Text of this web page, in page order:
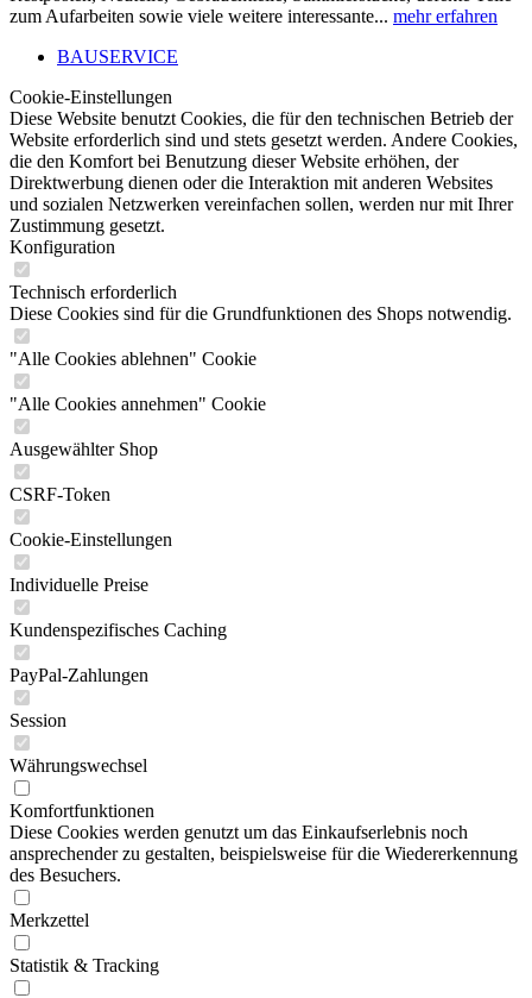
zum Aufarbeiten sowie viele weitere interessante... mehr erfahren
BAUSERVICE
Cookie-Einstellungen
Diese Website benutzt Cookies, die für den technischen Betrieb der
Website erforderlich sind und stets gesetzt werden. Andere Cookies,
die den Komfort bei Benutzung dieser Website erhöhen, der
Direktwerbung dienen oder die Interaktion mit anderen Websites
und sozialen Netzwerken vereinfachen sollen, werden nur mit Ihrer
Zustimmung gesetzt.
Konfiguration
Technisch erforderlich
Diese Cookies sind für die Grundfunktionen des Shops notwendig.
"Alle Cookies ablehnen" Cookie
"Alle Cookies annehmen" Cookie
Ausgewählter Shop
CSRF-Token
Cookie-Einstellungen
Individuelle Preise
Kundenspezifisches Caching
PayPal-Zahlungen
Session
Währungswechsel
Komfortfunktionen
Diese Cookies werden genutzt um das Einkaufserlebnis noch
ansprechender zu gestalten, beispielsweise für die Wiedererkennung
des Besuchers.
Merkzettel
Statistik & Tracking